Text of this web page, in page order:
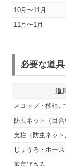
10月〜11月
11月〜1月
必要な道具
道
スコップ・移植ご
防虫ネット（目合
支柱（防虫ネット
じょうろ・ホース
剪定ばさみ